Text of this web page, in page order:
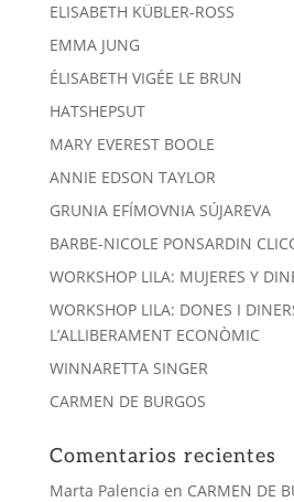
ELISABETH KÜBLER-ROSS
EMMA JUNG
ÉLISABETH VIGÉE LE BRUN
HATSHEPSUT
MARY EVEREST BOOLE
ANNIE EDSON TAYLOR
GRUNIA EFÍMOVNIA SÚJAREVA
BARBE-NICOLE PONSARDIN
WORKSHOP LILA: MUJERES Y
WORKSHOP LILA: DONES I
L’ALLIBERAMENT ECONÒMIC
WINNARETTA SINGER
CARMEN DE BURGOS
Comentarios recientes
Marta Palencia en CARMEN DE